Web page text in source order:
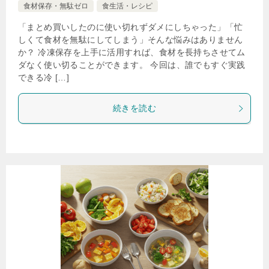
食材保存・無駄ゼロ 食生活・レシピ
「まとめ買いしたのに使い切れずダメにしちゃった」「忙
しくて食材を無駄にしてしまう」そんな悩みはありません
か？ 冷凍保存を上手に活用すれば、食材を長持ちさせてム
ダなく使い切ることができます。 今回は、誰でもすぐ実践
できる冷 […]
続きを読む